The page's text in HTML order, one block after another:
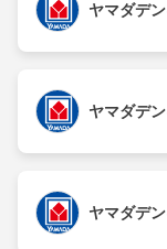
ヤマダデ
ヤマダデ
ヤマダデ